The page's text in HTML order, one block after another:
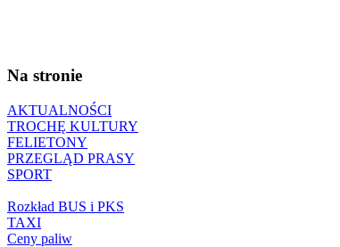
Na stronie
AKTUALNOŚCI
TROCHĘ KULTURY
FELIETONY
PRZEGLĄD PRASY
SPORT
Rozkład BUS i PKS
TAXI
Ceny paliw